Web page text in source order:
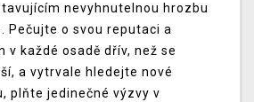
nevyhnutelnou hrozbu
Pečujte o svou reputaci a
v každé osadě dřív, než se
a vytrvale hledejte nové
plňte jedinečné výzvy v